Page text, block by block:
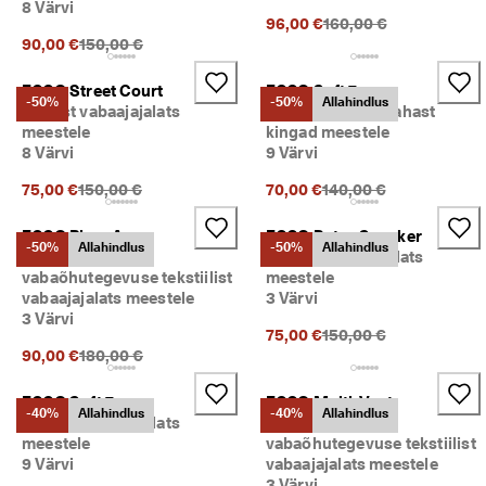
8 Värvi
90,00 €Eelnev hind {{price}}:
150,00 €
96,00 €Eelnev hind {{price}}:
160,00 €
-50%
ECCO Street Court
Nahast vabaajajalats
meestele
8 Värvi
75,00 €Eelnev hind {{price}}:
150,00 €
-50% Allahindlus
ECCO Soft 7
Paeltega nubuknahast
kingad meestele
9 Värvi
70,00 €Eelnev hind {{price}}:
140,00 €
-50% Allahindlus
ECCO Biom Aex
Gore-Tex-iga
vabaõhutegevuse tekstiilist
vabaajajalats meestele
3 Värvi
90,00 €Eelnev hind {{price}}:
180,00 €
-50% Allahindlus
ECCO Retro Sneaker
Nahast vabaajajalats
meestele
3 Värvi
75,00 €Eelnev hind {{price}}:
150,00 €
-40% Allahindlus
ECCO Soft 7
Nahast vabaajajalats
meestele
9 Värvi
-40% Allahindlus
ECCO Multi-Vent
Gore-Tex-iga
vabaõhutegevuse tekstiilist
vabaajajalats meestele